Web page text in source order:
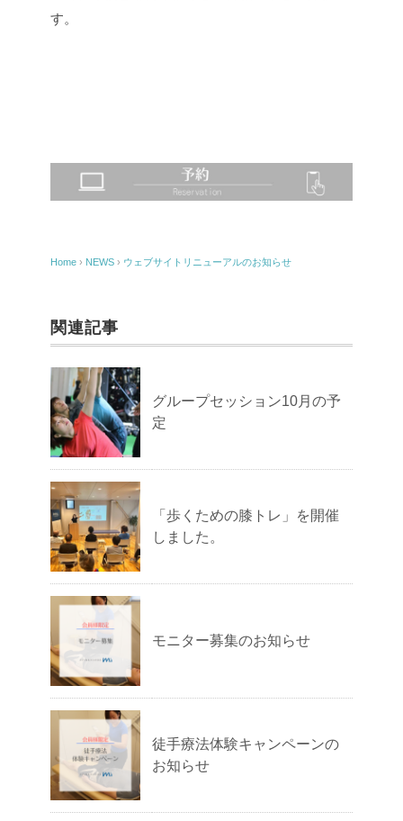
す。
Home › NEWS › ウェブサイトリニューアルのお知らせ
関連記事
グループセッション10月の予
定
「歩くための膝トレ」を開催
しました。
モニター募集のお知らせ
徒手療法体験キャンペーンの
お知らせ